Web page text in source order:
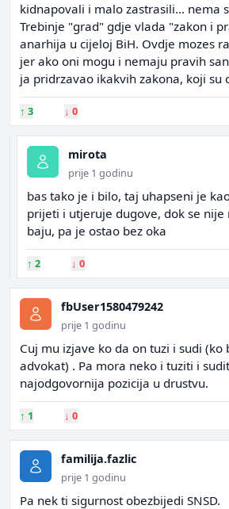
kidnapovali i malo zastrasili... nema
Trebinje "grad" gdje vlada "zakon i
anarhija u cijeloj BiH. Ovdje mozes
jer ako oni mogu i nemaju pravih
ja pridrzavao ikakvih zakona, koji su
↑ 3 ↓ 0
mirota
prije 1 godinu
bas tako je i bilo, taj uhapseni je
prijeti i utjeruje dugove, dok se
baju, pa je ostao bez oka
↑ 2 ↓ 0
fbUser1580479242
prije 1 godinu
Cuj mu izjave ko da on tuzi i sudi (ko
advokat) . Pa mora neko i tuziti i
najodgovornija pozicija u drustvu.
↑ 1 ↓ 0
familija.fazlic
prije 1 godinu
Pa nek ti sigurnost obezbijedi SNSD.